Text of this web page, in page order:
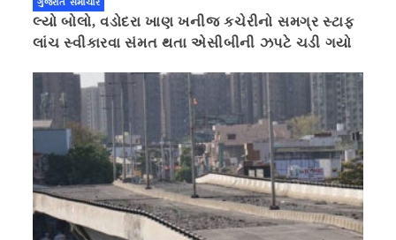
ગુજરાત સમાચાર
લ્યો બોલો, વડોદરા ખાણ ખનીજ કચેરીનો સમગ્ર સ્ટાફ
લાંચ સ્વીકારવા સંમત થતા એસીબીની ઝપટે ચડી ગયો